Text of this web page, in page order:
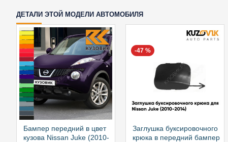
ДЕТАЛИ ЭТОЙ МОДЕЛИ АВТОМОБИЛЯ
Бампер передний в цвет
кузова Nissan Juke (2010-
-47 %
Заглушка буксировочного
крюка в передний бампер